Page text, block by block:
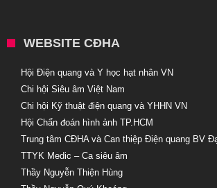
WEBSITE CĐHA
Hội Điện quang và Y học hạt nhân VN
Chi hội Siêu âm Việt Nam
Chi hội Kỹ thuật điện quang và YHHN VN
Hội Chẩn đoán hình ảnh TP.HCM
Trung tâm CĐHA và Can thiệp Điện quang BV
TTYK Medic – Ca siêu âm
Thầy Nguyễn Thiện Hùng